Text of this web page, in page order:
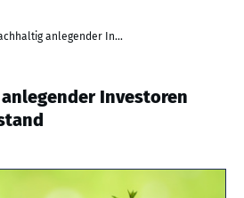
Zahl nachhaltig anlegender Investoren erreicht Rekordstand
Investoren